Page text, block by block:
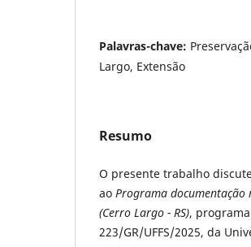
Palavras-chave:
Largo, Extensão
Resumo
O presente trabalho
ao Programa documentação
(Cerro Largo - RS),
223/GR/UFFS/2025, da